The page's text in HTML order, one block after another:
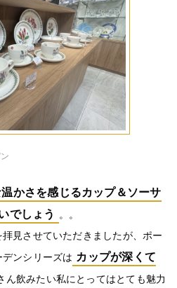
かさを感じるカップ＆ソーサ
でしょう
。。
見させていただきましたが、ポー
ンシリーズは カップが深くて
ん飲みたい私にとってはとても魅力